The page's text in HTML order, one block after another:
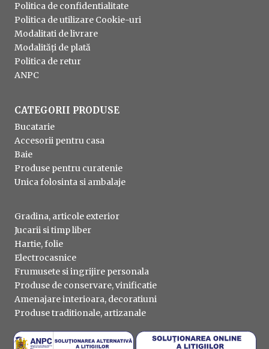
Politica de confidentialitate
Politica de utilizare Cookie-uri
Modalitati de livrare
Modalități de plată
Politica de retur
ANPC
CATEGORII PRODUSE
Bucatarie
Accesorii pentru casa
Baie
Produse pentru curatenie
Unica folosinta si ambalaje
Gradina, articole exterior
Jucarii si timp liber
Hartie, folie
Electrocasnice
Frumusete si ingrijire personala
Produse de conservare, vinificatie
Amenajare interioara, decoratiuni
Produse traditionale, artizanale